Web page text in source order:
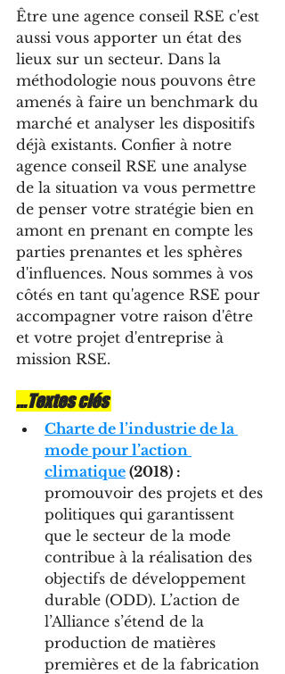
​Être une agence conseil RSE c'est
aussi vous apporter un état des
lieux sur un secteur. Dans la
méthodologie nous pouvons être
amenés à faire un benchmark du
marché et analyser les dispositifs
déjà existants. Confier à notre
agence conseil RSE une analyse
de la situation va vous permettre
de penser votre stratégie bien en
amont en prenant en compte les
parties prenantes et les sphères
d'influences. Nous sommes à vos
côtés en tant qu'agence RSE pour
accompagner votre raison d'être
et votre projet d'entreprise à
mission RSE.
...Textes clés
Charte de l’industrie de la
mode pour l’action
climatique (2018) :
promouvoir des projets et des
politiques qui garantissent
que le secteur de la mode
contribue à la réalisation des
objectifs de développement
durable (ODD). L’action de
l’Alliance s’étend de la
production de matières
premières et de la fabrication